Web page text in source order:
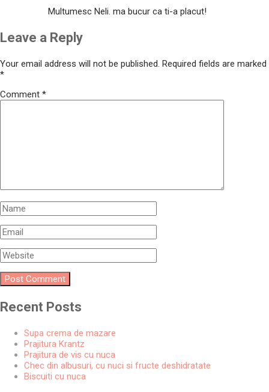
Multumesc Neli. ma bucur ca ti-a placut!
Leave a Reply
Your email address will not be published. Required fields are marked
*
Comment *
Recent Posts
Supa crema de mazare
Prajitura Krantz
Prajitura de vis cu nuca
Chec din albusuri, cu nuci si fructe deshidratate
Biscuiti cu nuca